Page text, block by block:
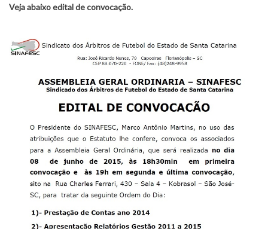
Veja abaixo edital de convocação.